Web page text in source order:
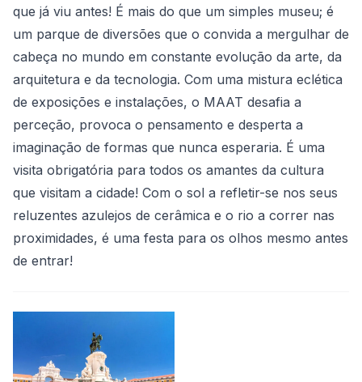
que já viu antes! É mais do que um simples museu; é
um parque de diversões que o convida a mergulhar de
cabeça no mundo em constante evolução da arte, da
arquitetura e da tecnologia. Com uma mistura eclética
de exposições e instalações, o MAAT desafia a
perceção, provoca o pensamento e desperta a
imaginação de formas que nunca esperaria. É uma
visita obrigatória para todos os amantes da cultura
que visitam a cidade! Com o sol a refletir-se nos seus
reluzentes azulejos de cerâmica e o rio a correr nas
proximidades, é uma festa para os olhos mesmo antes
de entrar!